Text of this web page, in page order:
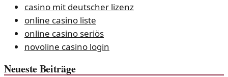
casino mit deutscher lizenz
online casino liste
online casino seriös
novoline casino login
Neueste Beiträge